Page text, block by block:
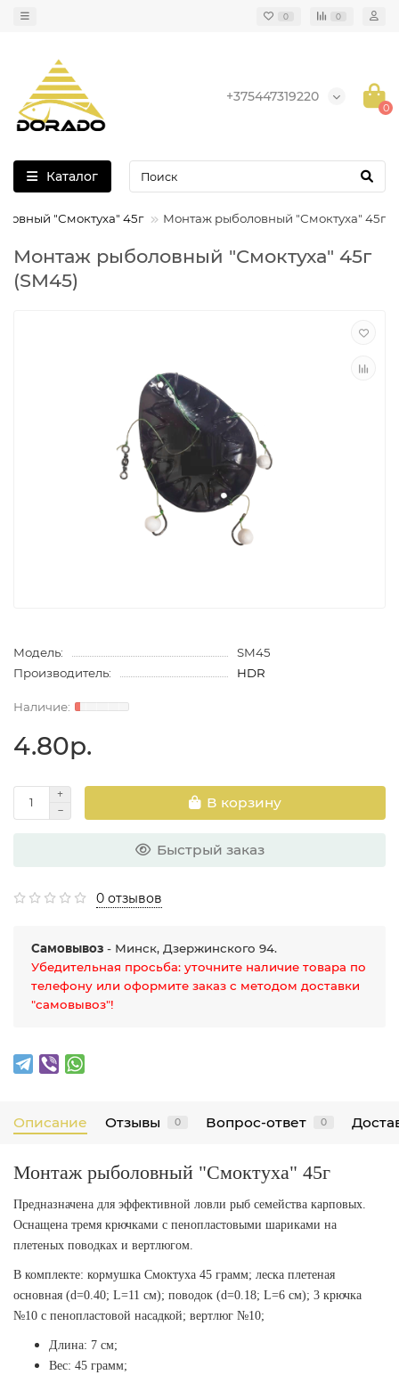
0 0
+375447319220
0
Каталог
"Смоктуха" 45г Монтаж рыболовный "Смоктуха" 45г
Монтаж рыболовный "Смоктуха" 45г
(SM45)
Модель:
SM45
Производитель:
HDR
4.80р.
В корзину
Быстрый заказ
0 отзывов
Самовывоз - Минск, Дзержинского 94.
Убедительная просьба: уточните наличие товара по
телефону или оформите заказ с методом доставки
"самовывоз"!
Описание Отзывы 0 Вопрос-ответ 0
Монтаж рыболовный "Смоктуха" 45г
Предназначена для эффективной ловли рыб семейства карповых.
Оснащена тремя крючками с пенопластовыми шариками на
плетеных поводках и вертлюгом.
В комплекте: кормушка Смоктуха 45 грамм; леска плетеная
основная (d=0.40; L=11 см); поводок (d=0.18; L=6 см); 3 крючка
№10 с пенопластовой насадкой; вертлюг №10;
Длина: 7 см;
Вес: 45 грамм;